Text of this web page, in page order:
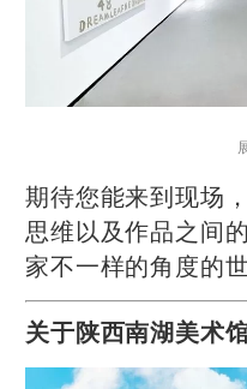
期待您能来到现场
思维以及作品之间
家不一样的角度的世
关于陕西南湖美术